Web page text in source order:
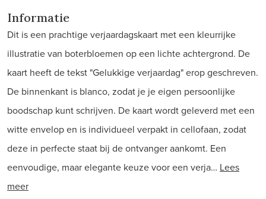
Informatie
Dit is een prachtige verjaardagskaart met een kleurrijke
illustratie van boterbloemen op een lichte achtergrond. De
kaart heeft de tekst "Gelukkige verjaardag" erop geschreven.
De binnenkant is blanco, zodat je je eigen persoonlijke
boodschap kunt schrijven. De kaart wordt geleverd met een
witte envelop en is individueel verpakt in cellofaan, zodat
deze in perfecte staat bij de ontvanger aankomt. Een
eenvoudige, maar elegante keuze voor een verja… Lees
meer